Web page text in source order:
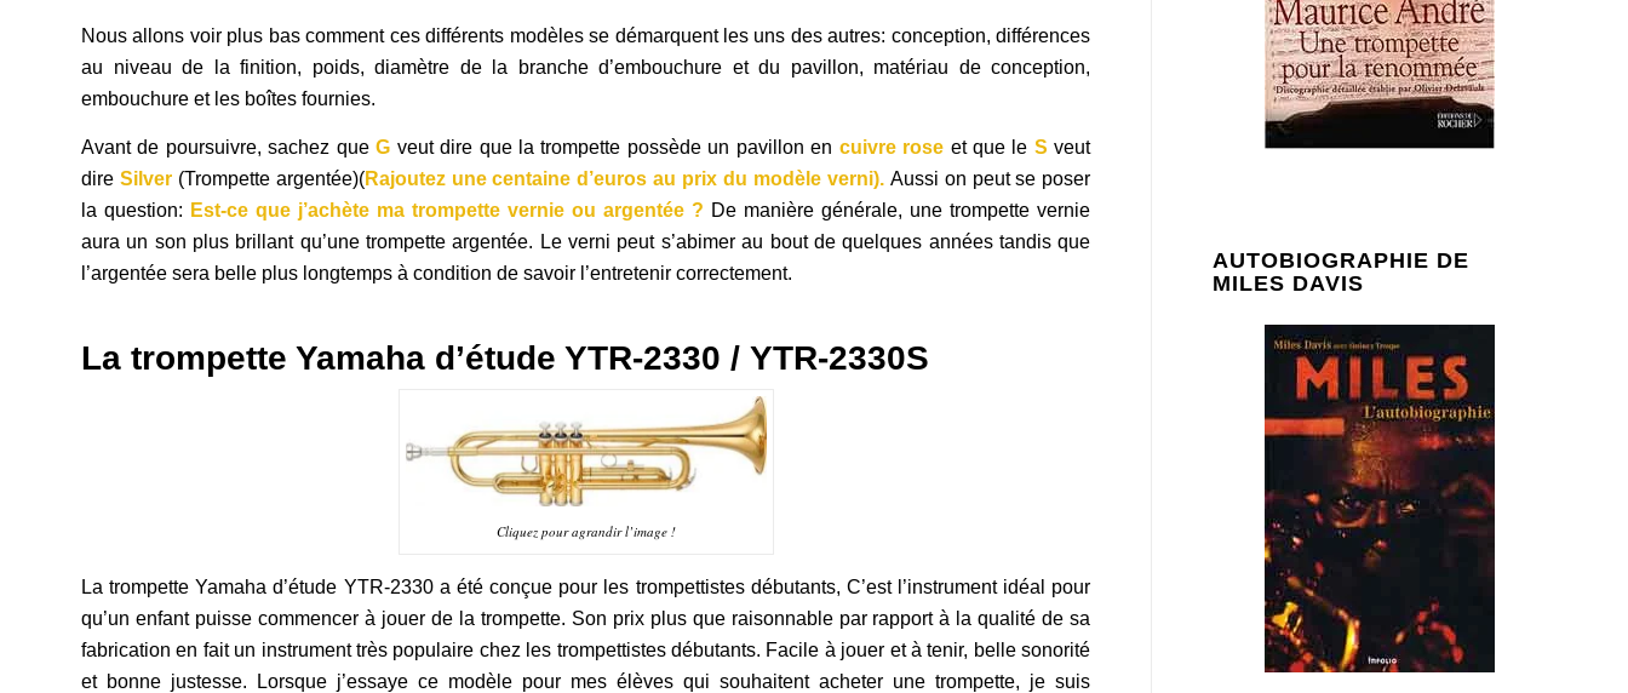
Nous allons voir plus bas comment ces différents modèles se démarquent les uns des autres: conception, différences
au niveau de la finition, poids, diamètre de la branche d’embouchure et du pavillon, matériau de conception,
embouchure et les boîtes fournies.
Avant de poursuivre, sachez queG veut dire que la trompette possède un pavillon en cuivre rose et que le S veut
dire Silver(Trompette argentée)(Rajoutez une centaine d’euros au prix du modèle verni). Aussi on peut se poser
la question: Est-ce que j’achète ma trompette vernie ou argentée ? De manière générale, une trompette vernie
aura un son plus brillant qu’une trompette argentée. Le verni peut s’abimer au bout de quelques années tandis que
l’argentée sera belle plus longtemps à condition de savoir l’entretenir correctement.
La trompette Yamaha d’étude YTR-2330 / YTR-2330S
Cliquez pour agrandir l’image !
La trompette Yamaha d’étude YTR-2330 a été conçue pour les trompettistes débutants, C’est l’instrument idéal pour
qu’un enfant puisse commencer à jouer de la trompette. Son prix plus que raisonnable par rapport à la qualité de sa
fabrication en fait un instrument très populaire chez les trompettistes débutants. Facile à jouer et à tenir, belle sonorité
et bonne justesse. Lorsque j’essaye ce modèle pour mes élèves qui souhaitent acheter une trompette, je suis
AUTOBIOGRAPHIE DE
MILES DAVIS